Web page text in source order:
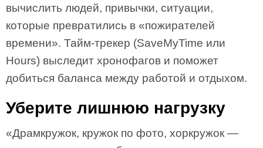
вычислить людей, привычки, ситуации,
которые превратились в «пожирателей
времени». Тайм-трекер (SaveMyTime или
Hours) выследит хронофагов и поможет
добиться баланса между работой и отдыхом.
Уберите лишнюю нагрузку
«Драмкружок, кружок по фото, хоркружок —